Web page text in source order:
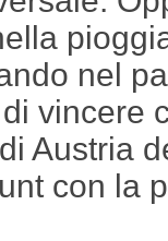
nel
vincere
Austria
con la